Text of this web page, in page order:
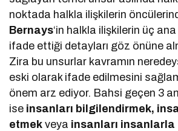
noktada halkla ilişkilerin
Bernays‘in halkla ilişkilerin üç
ifade ettiği detayları göz önüne
Zira bu unsurlar kavramın
eski olarak ifade edilmesini
önem arz ediyor. Bahsi geçen 3
ise insanları bilgilendirmek,
etmekveya insanları insanlarla